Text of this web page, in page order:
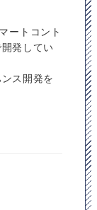
ートコント
発してい
ス開発を